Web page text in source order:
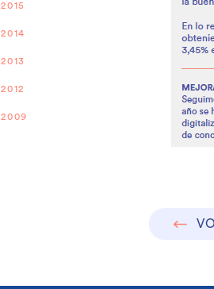
2015
2014
2013
2012
2009